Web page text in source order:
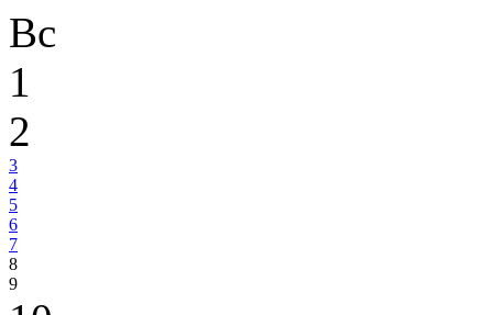
Вс
1
2
3
4
5
6
7
8
9